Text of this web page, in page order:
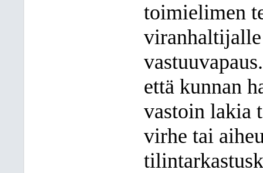
toimielimen
että kunnan
vastoin lakia
virhe tai